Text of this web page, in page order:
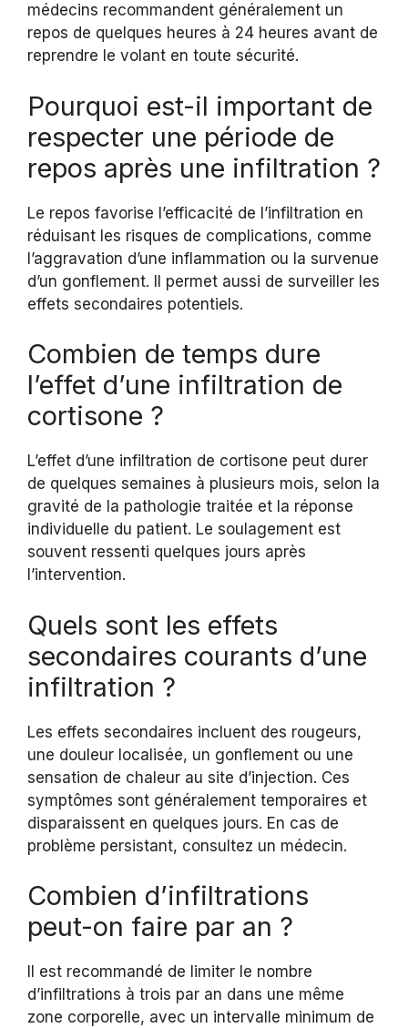
médecins recommandent généralement un
repos de quelques heures à 24 heures avant de
reprendre le volant en toute sécurité.
Pourquoi est-il important de
respecter une période de
repos après une infiltration ?
Le repos favorise l’efficacité de l’infiltration en
réduisant les risques de complications, comme
l’aggravation d’une inflammation ou la survenue
d’un gonflement. Il permet aussi de surveiller les
effets secondaires potentiels.
Combien de temps dure
l’effet d’une infiltration de
cortisone ?
L’effet d’une infiltration de cortisone peut durer
de quelques semaines à plusieurs mois, selon la
gravité de la pathologie traitée et la réponse
individuelle du patient. Le soulagement est
souvent ressenti quelques jours après
l’intervention.
Quels sont les effets
secondaires courants d’une
infiltration ?
Les effets secondaires incluent des rougeurs,
une douleur localisée, un gonflement ou une
sensation de chaleur au site d’injection. Ces
symptômes sont généralement temporaires et
disparaissent en quelques jours. En cas de
problème persistant, consultez un médecin.
Combien d’infiltrations
peut-on faire par an ?
Il est recommandé de limiter le nombre
d’infiltrations à trois par an dans une même
zone corporelle, avec un intervalle minimum de